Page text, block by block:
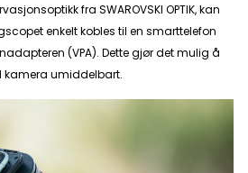
fra SWAROVSKI OPTIK, kan
enkelt kobles til en smarttelefon
(VPA). Dette gjør det mulig å
kamera umiddelbart.